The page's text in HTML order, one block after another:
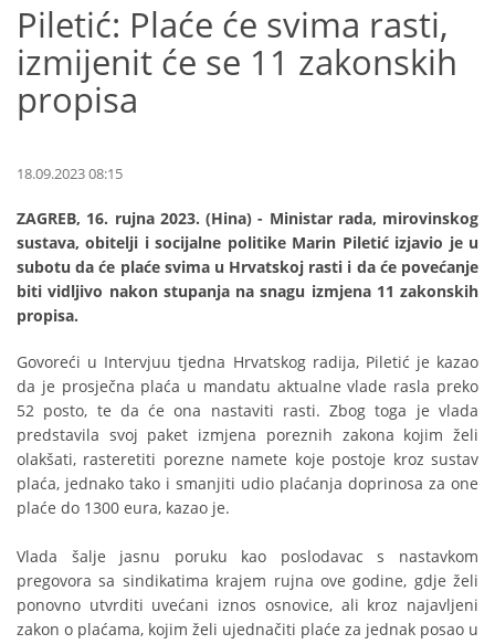
Piletić: Plaće će svima rasti,
izmijenit će se 11 zakonskih
propisa
18.09.2023 08:15
ZAGREB, 16. rujna 2023. (Hina) - Ministar rada, mirovinskog
sustava, obitelji i socijalne politike Marin Piletić izjavio je u
subotu da će plaće svima u Hrvatskoj rasti i da će povećanje
biti vidljivo nakon stupanja na snagu izmjena 11 zakonskih
propisa.
Govoreći u Intervjuu tjedna Hrvatskog radija, Piletić je kazao
da je prosječna plaća u mandatu aktualne vlade rasla preko
52 posto, te da će ona nastaviti rasti. Zbog toga je vlada
predstavila svoj paket izmjena poreznih zakona kojim želi
olakšati, rasteretiti porezne namete koje postoje kroz sustav
plaća, jednako tako i smanjiti udio plaćanja doprinosa za one
plaće do 1300 eura, kazao je.
Vlada šalje jasnu poruku kao poslodavac s nastavkom
pregovora sa sindikatima krajem rujna ove godine, gdje želi
ponovno utvrditi uvećani iznos osnovice, ali kroz najavljeni
zakon o plaćama, kojim želi ujednačiti plaće za jednak posao u